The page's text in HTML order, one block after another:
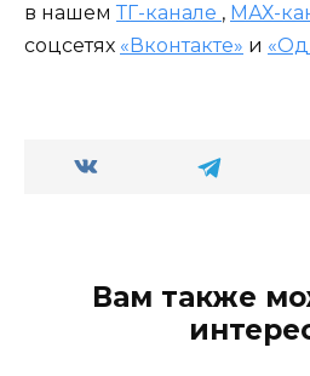
в нашем ТГ-канале , МАХ-
соцсетях «Вконтакте» и
Вам также